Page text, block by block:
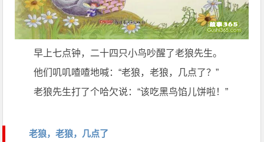
早上七点钟，二十四只小鸟吵醒了老狼先生。
他们叽叽喳喳地喊：“老狼，老狼，几点了？”
老狼先生打了个哈欠说：“该吃黑鸟馅儿饼啦！”
老狼，老狼，几点了